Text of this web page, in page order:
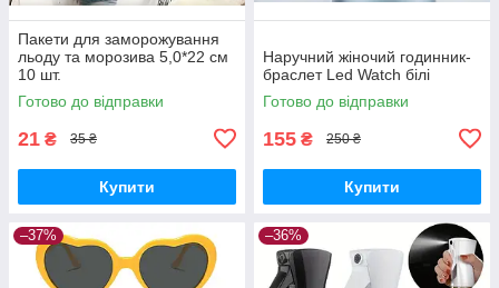
Пакети для заморожування
льоду та морозива 5,0*22 см
10 шт.
Готово до відправки
21 ₴ 35 ₴
Купити
Наручний жіночий годинник-
браслет Led Watch білі
Готово до відправки
155 ₴ 250 ₴
Купити
–37% –36%